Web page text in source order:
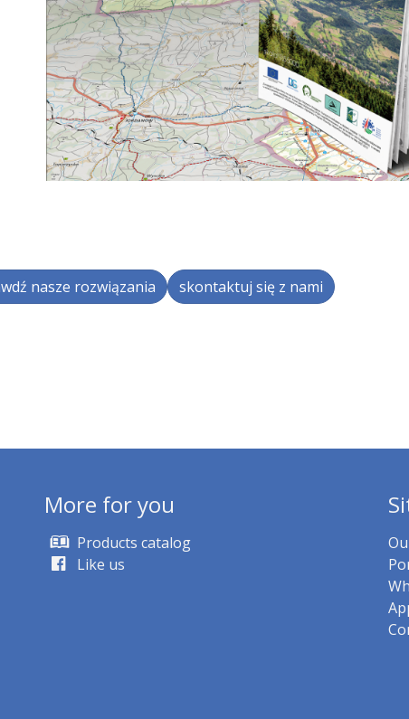
nasze rozwiązania skontaktuj się z nami
More for you
Products catalog
Like us